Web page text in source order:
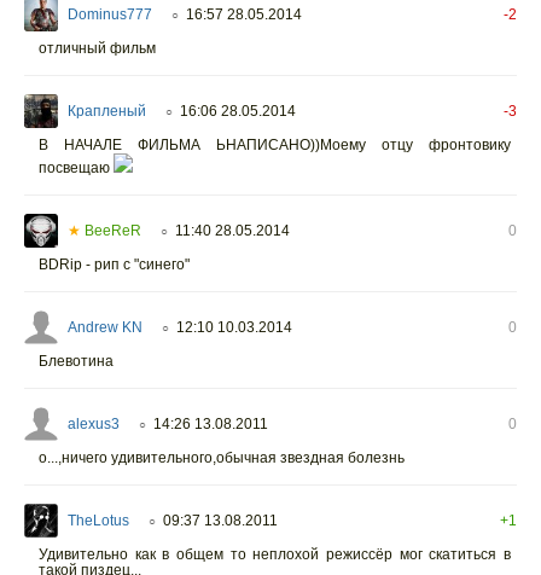
Dominus777 ○ 16:57 28.05.2014
-2
отличный фильм
Крапленый ○ 16:06 28.05.2014
-3
В НАЧАЛЕ ФИЛЬМА ЬНАПИСАНО))Моему отцу фронтовику
посвещаю
★ BeeReR ○ 11:40 28.05.2014
0
BDRip - рип с "синего"
Andrew KN ○ 12:10 10.03.2014
0
Блевотина
alexus3 ○ 14:26 13.08.2011
0
о...,ничего удивительного,обычная звездная болезнь
TheLotus ○ 09:37 13.08.2011
+1
Удивительно как в общем то неплохой режиссёр мог скатиться в
такой пиздец...